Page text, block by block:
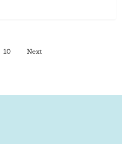
10 Next